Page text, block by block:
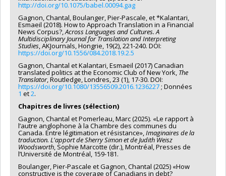
http://doi.org/10.1075/babel.00094.gag
Gagnon, Chantal, Boulanger, Pier-Pascale, et *Kalantari,
Esmaeil (2018). How to Approach Translation in a Financial
News Corpus?,Across Languages and Cultures. A
Multidisciplinary Journal for Translation and Interpreting
Studies, AKJournals, Hongrie, 19(2), 221-240. DOI:
https://doi.org/10.1556/084.2018.19.2.5
Gagnon, Chantal et Kalantari, Esmaeil (2017) Canadian
translated politics at the Economic Club of New York, The
Translator, Routledge, Londres, 23 (1), 17-30. DOI:
https://doi.org/10.1080/13556509.2016.1236227; Données
1 et2.
Chapitres de livres (sélection)
Gagnon, Chantal et Pomerleau, Marc (2025). «Le rapport à
l’autre anglophone à la Chambre des communes du
Canada. Entre légitimation et résistance»,Imaginaires de la
traduction. L'apport de Sherry Simon et de Judith Weisz
Woodsworth, Sophie Marcotte (dir.), Montréal, Presses de
l’Université de Montréal, 159-181.
Boulanger, Pier-Pascale et Gagnon, Chantal (2025) «How
constructive is the coverage of Canadians in debt?